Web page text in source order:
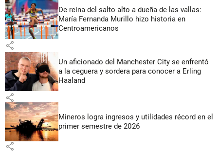
De reina del salto alto a dueña de las vallas:
María Fernanda Murillo hizo historia en
Centroamericanos
share
Un aficionado del Manchester City se enfrentó
a la ceguera y sordera para conocer a Erling
Haaland
share
Mineros logra ingresos y utilidades récord en el
primer semestre de 2026
share